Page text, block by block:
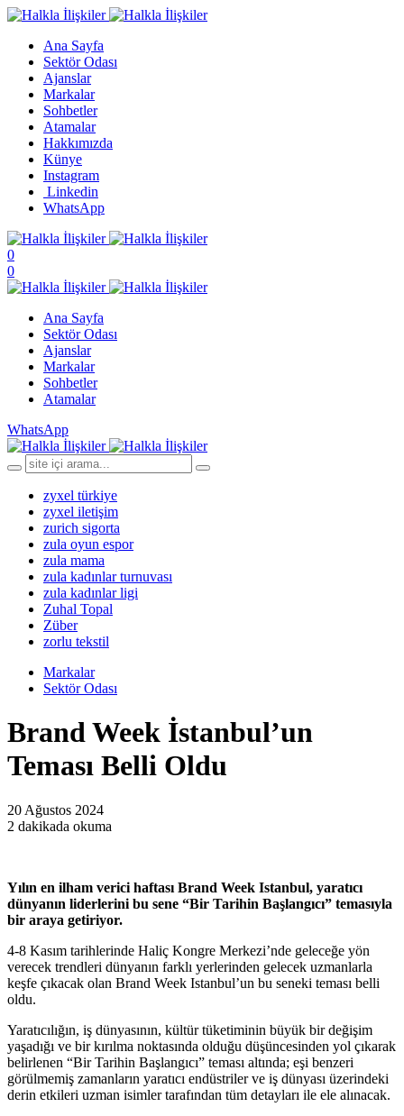
Ana Sayfa
Sektör Odası
Ajanslar
Markalar
Sohbetler
Atamalar
Hakkımızda
Künye
Instagram
Linkedin
WhatsApp
0
0
Ana Sayfa
Sektör Odası
Ajanslar
Markalar
Sohbetler
Atamalar
WhatsApp
zyxel türkiye
zyxel iletişim
zurich sigorta
zula oyun espor
zula mama
zula kadınlar turnuvası
zula kadınlar ligi
Zuhal Topal
Züber
zorlu tekstil
Markalar
Sektör Odası
Brand Week İstanbul’un
Teması Belli Oldu
20 Ağustos 2024
2 dakikada okuma
Yılın en ilham verici haftası Brand Week Istanbul, yaratıcı
dünyanın liderlerini bu sene “Bir Tarihin Başlangıcı” temasıyla
bir araya getiriyor.
4-8 Kasım tarihlerinde Haliç Kongre Merkezi’nde geleceğe yön
verecek trendleri dünyanın farklı yerlerinden gelecek uzmanlarla
keşfe çıkacak olan Brand Week Istanbul’un bu seneki teması belli
oldu.
Yaratıcılığın, iş dünyasının, kültür tüketiminin büyük bir değişim
yaşadığı ve bir kırılma noktasında olduğu düşüncesinden yol çıkarak
belirlenen “Bir Tarihin Başlangıcı” teması altında; eşi benzeri
görülmemiş zamanların yaratıcı endüstriler ve iş dünyası üzerindeki
derin etkileri uzman isimler tarafından tüm detayları ile ele alınacak.